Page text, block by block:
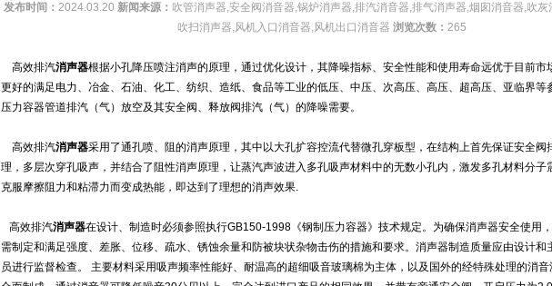
发布时间： 2024.03.20 新闻来源： 吹管消声器,安全阀消音器,锅炉消声器,排汽消音器,排气消声器,烟囱消音器,吹
吹扫消声器,风机入口消音器,风机出口消音器 浏览次数： 265
高效排汽消声器根据小孔降压喷注消声的原理，通过优化设计，其降噪指标、安全性能和使用寿命远优于目前市
更好的满足电力、冶金、石油、化工、纺织、造纸、食品等工业的低压、中压、次高压、高压、超高压、亚临界等
压力容器管道排汽（气）放空及其安全阀、释放阀排汽（气）的降噪需要。
高效排汽消声器采用了通孔喷、阻的消声原理，其中以大孔扩容控流代替微孔穿板型，在结构上首先保证安全阀
理，多层次穿孔吸声，并结合了阻性消声原理，让蒸汽声波进入多孔吸声材料中的无数小孔内，激发多孔材料分子
克服摩擦阻力和粘滞力而变成热能，即达到了理想的消声效果.
高效排汽消声器在设计、制造时必须参照执行GB150-1998《钢制压力容器》技术规定。为确保消声器安全使用
需制定和满足强度、差胀、位移、疏水、锈蚀余量和防被块状杂物击伤的措施和要求。消声器制造质量应由设计和
员进行监督检查。 主要材料采用吸声频率性能好、耐温高的超细吸音玻璃棉为主体，以及国外的经特殊处理的消音